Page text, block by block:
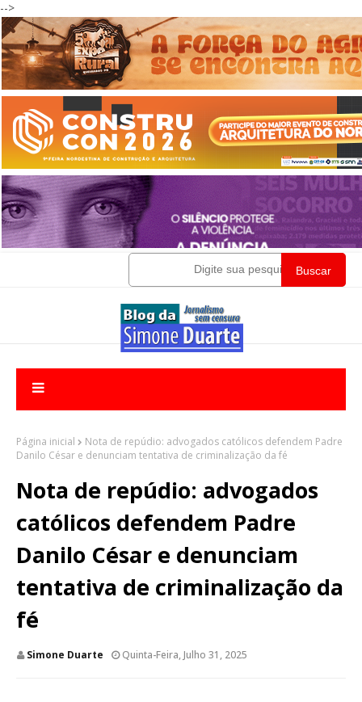
-->
Buscar
Página inicial
Nota de repúdio: advogados católicos defendem Padre
Danilo César e denunciam tentativa de criminalização da fé
Nota de repúdio: advogados
católicos defendem Padre
Danilo César e denunciam
tentativa de criminalização da
fé
Simone Duarte Quinta-Feira, Julho 31, 2025